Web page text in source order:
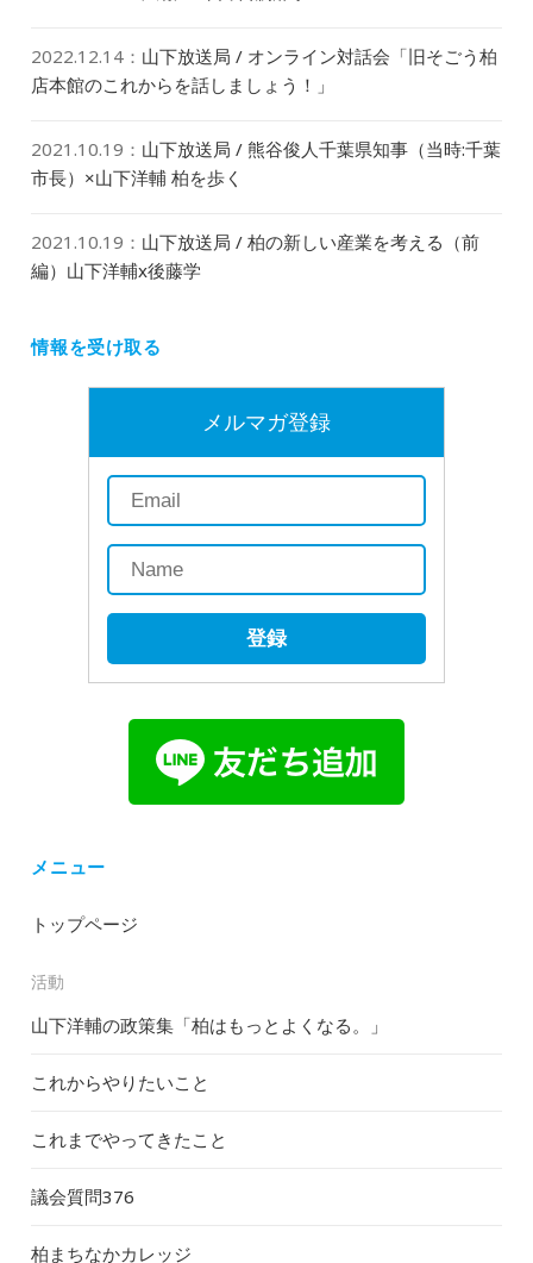
2022.12.14 ： 山下放送局 / オンライン対話会「旧そごう柏
店本館のこれからを話しましょう！」
2021.10.19 ： 山下放送局 / 熊谷俊人千葉県知事（当時:千葉
市長）×山下洋輔 柏を歩く
2021.10.19 ： 山下放送局 / 柏の新しい産業を考える（前
編）山下洋輔x後藤学
情報を受け取る
メルマガ登録
登録
メニュー
トップページ
活動
山下洋輔の政策集「柏はもっとよくなる。」
これからやりたいこと
これまでやってきたこと
議会質問376
柏まちなかカレッジ